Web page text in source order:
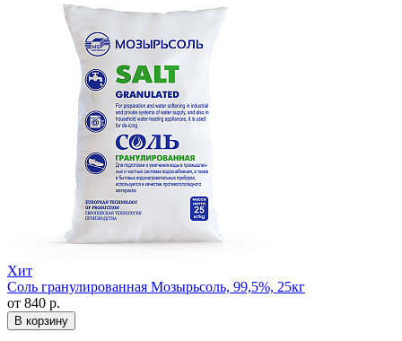
Хит
Соль гранулированная Мозырьсоль, 99,5%, 25кг
от 840 р.
В корзину